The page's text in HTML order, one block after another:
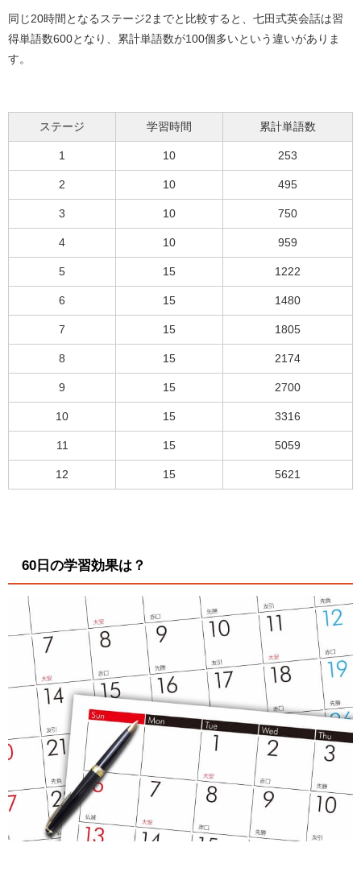
同じ20時間となるステージ2までと比較すると、七田式英会話は習
得単語数600となり、累計単語数が100個多いという違いがありま
す。
ステージ 学習時間 累計単語数
1 10 253
2 10 495
3 10 750
4 10 959
5 15 1222
6 15 1480
7 15 1805
8 15 2174
9 15 2700
10 15 3316
11 15 5059
12 15 5621
60日の学習効果は？